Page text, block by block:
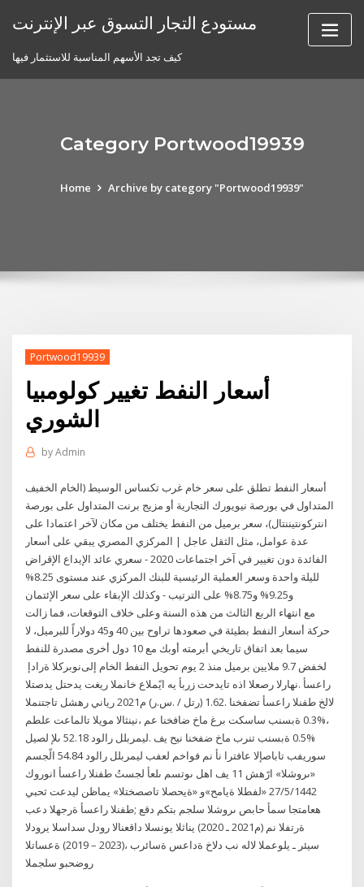
مستودع التجار التسوق عبر الإنترنت
كيف تجد الأسهم المناسبة للاستثمار فيها
Category Portwood19939
Home Archive by category "Portwood19939"
Portwood19939
أسعار النفط تغيير كولومبيا
الشوري
byAdmin
أسعار النفط تطلق على سعر خام غرب تكساس الوسيط (الخام الخفيف
المتداول في بورصة نيويورك التجارية أو مزيج برنت المتداول على بورصة
انتركونتيننتال)، سعر برميل من النفط يختلف من مكان لآخر اعتمادا على
عدة عوامل، مثل الثقل عاجل | المركزي المصري يبقي على أسعار
الفائدة دون تغيير في آخر اجتماعات 2020 - سعري عائد الإيداع الإقراض
لليلة واحدة وسعر العملية الرئيسية للبنك المركزي عند مستوى 8.25%
و9.25% و8.75% على الترتيب - وكذلك الإبقاء على سعر الإئتمان
مع انتهاء الربع الثالث من هذه السنة وعلى خلاف التوقعات، فما زالت
حركة أسعار النفط بطيئة في صعودها تراوح بين 40 و45 دولاراً للبرميل، لا
سيما بعد اتفاق تاريخي أبرمته أوبك مع 10 دول أخرى مصدرة للنفط
لخفض 9.7 ملايين برميل منذ 2 يوم تحويل‭ ‬النفط‭ ‬الخام‭ ‬إلى‭ إدارة الكربون
التصدي لتحدي تغير المناخ عالميًا هي أبرز تحديات هذا العصر الراهن. أسعار
المنتجات لشهر يناير 2021م (ر.س. / لتر) 1.62. انخفضت أسعار النفط خلال
مطلع تعاملات اليوم الاثنين، مع انخفاض خام غرب تكساس بنسبة 0.3%،
ليصل إلى 52.18 دولار للبرميل. في حين انخفض خام برنت بنسبة 0.5%
مسجلًا 54.84 دولار للبرميل بفعل مخاوف من أن ارتفاع الإصابات بفيروس
كورونا أسعار النفط تُسجل أعلى مستوى لها في 11 شهرًا «الشورى»
يبحث تعديل نظامي «التخصصات الصحية» و«حماية الطفل» 27‏‏/5‏‏/1442
بعد الهجرة أسعار النفط; عقد مكتب مجلس الشورى صباح أمس اجتماعه
الدوري السادس لدور الانعقاد السنوي الثاني (2020 ـ 2021م) من الفترة
التاسعة (2019 – 2023)، برئاسة سعادة خالد بن هلال المعولي ـ رئيس
المجلس وبحضور